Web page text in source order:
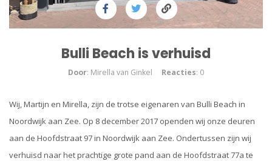
Bulli Beach is verhuisd
Door: Mirella van Ginkel Reacties: 0
Wij, Martijn en Mirella, zijn de trotse eigenaren van Bulli Beach in
Noordwijk aan Zee. Op 8 december 2017 openden wij onze deuren
aan de Hoofdstraat 97 in Noordwijk aan Zee. Ondertussen zijn wij
verhuisd naar het prachtige grote pand aan de Hoofdstraat 77a te